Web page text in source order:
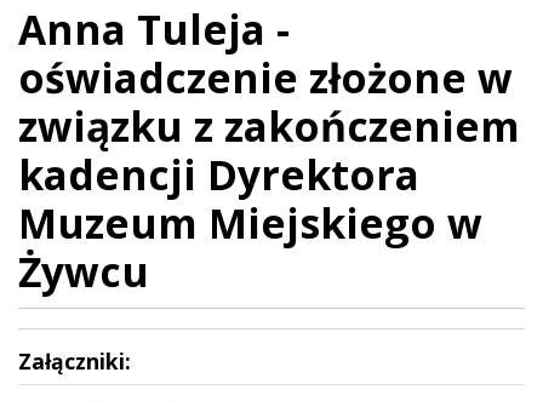
Anna Tuleja -
oświadczenie złożone w
związku z zakończeniem
kadencji Dyrektora
Muzeum Miejskiego w
Żywcu
Załączniki: